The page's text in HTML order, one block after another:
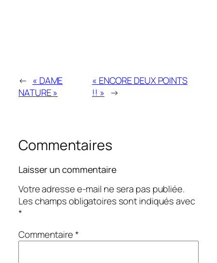
← « DAME
NATURE »
« ENCORE DEUX POINTS
!! » →
Commentaires
Laisser un commentaire
Votre adresse e-mail ne sera pas publiée.
Les champs obligatoires sont indiqués avec
*
Commentaire*